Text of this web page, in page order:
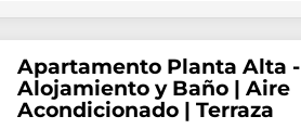
Apartamento Planta Alta -
Alojamiento y Baño | Aire
Acondicionado | Terraza